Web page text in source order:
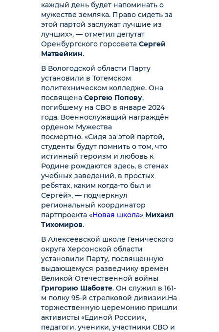
каждый день будет напоминать о
мужестве земляка. Право сидеть за
этой партой заслужат лучшие из
лучших», — отметил депутат
Оренбургского горсовета Сергей
Матвейкин.
В Вологодской области Парту
установили в Тотемском
политехническом колледже. Она
посвящена Сергею Попову,
погибшему на СВО в январе 2024
года. Военнослужащий награждён
орденом Мужества
посмертно. «Сидя за этой партой,
студенты будут помнить о том, что
истинный героизм и любовь к
Родине рождаются здесь, в стенах
учебных заведений, в простых
ребятах, каким когда-то был и
Сергей», — подчеркнул
региональный координатор
партпроекта «Новая школа» Михаил
Тихомиров.
В Алексеевской школе Генического
округа Херсонской области
установили Парту, посвящённую
выдающемуся разведчику времён
Великой Отечественной войны
Григорию Шабовте. Он служил в 161-
м полку 95-й стрелковой дивизии.На
торжественную церемонию пришли
активисты «Единой России»,
педагоги, ученики, участники СВО и